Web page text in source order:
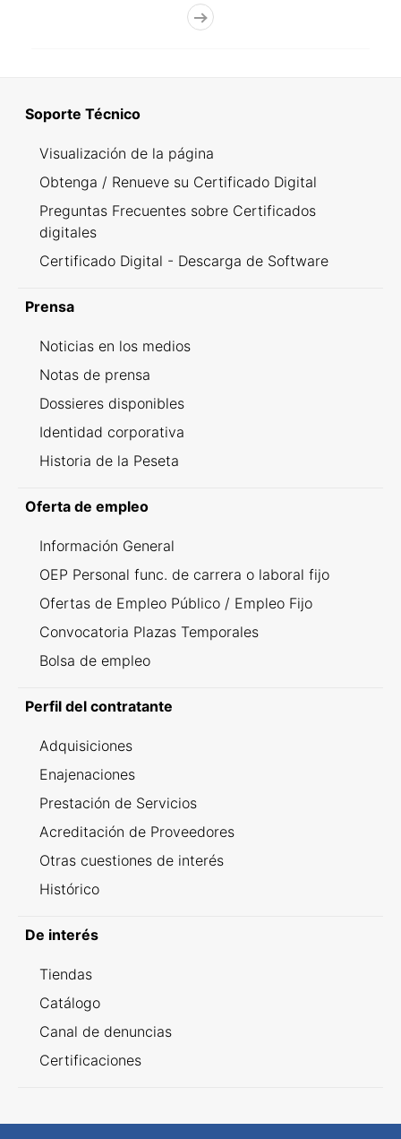
Soporte Técnico
Visualización de la página
Obtenga / Renueve su Certificado Digital
Preguntas Frecuentes sobre Certificados
digitales
Certificado Digital - Descarga de Software
Prensa
Noticias en los medios
Notas de prensa
Dossieres disponibles
Identidad corporativa
Historia de la Peseta
Oferta de empleo
Información General
OEP Personal func. de carrera o laboral fijo
Ofertas de Empleo Público / Empleo Fijo
Convocatoria Plazas Temporales
Bolsa de empleo
Perfil del contratante
Adquisiciones
Enajenaciones
Prestación de Servicios
Acreditación de Proveedores
Otras cuestiones de interés
Histórico
De interés
Tiendas
Catálogo
Canal de denuncias
Certificaciones